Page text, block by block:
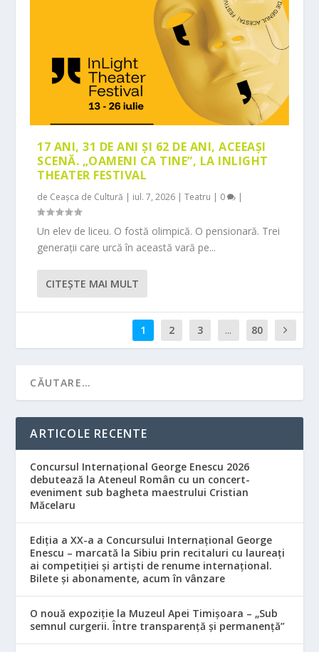
17 ANI, 31 DE ANI ȘI 62 DE ANI, ACEEAȘI
SCENĂ. „OAMENI CA TINE”, LA INLIGHT
THEATER FESTIVAL
de Ceașca de Cultură | iul. 7, 2026 |Teatru | 0 |
Un elev de liceu. O fostă olimpică. O pensionară. Trei
generații care urcă în această vară pe...
CITEŞTE MAI MULT
1 2 3 ... 80
ARTICOLE RECENTE
Concursul Internațional George Enescu 2026
debutează la Ateneul Român cu un concert-
eveniment sub bagheta maestrului Cristian
Măcelaru
Ediția a XX-a a Concursului Internațional George
Enescu – marcată la Sibiu prin recitaluri cu laureați
ai competiției și artiști de renume internațional.
Bilete și abonamente, acum în vânzare
O nouă expoziție la Muzeul Apei Timișoara – „Sub
semnul curgerii. Între transparență și permanență”